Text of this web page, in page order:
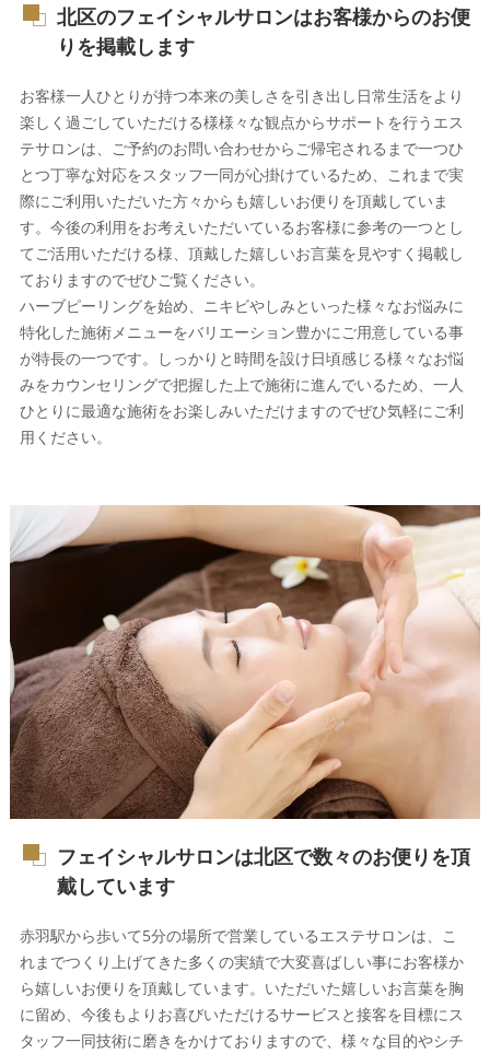
北区のフェイシャルサロンはお客様からのお便
りを掲載します
お客様一人ひとりが持つ本来の美しさを引き出し日常生活をより
楽しく過ごしていただける様様々な観点からサポートを行うエス
テサロンは、ご予約のお問い合わせからご帰宅されるまで一つひ
とつ丁寧な対応をスタッフ一同が心掛けているため、これまで実
際にご利用いただいた方々からも嬉しいお便りを頂戴していま
す。今後の利用をお考えいただいているお客様に参考の一つとし
てご活用いただける様、頂戴した嬉しいお言葉を見やすく掲載し
ておりますのでぜひご覧ください。
ハーブピーリングを始め、ニキビやしみといった様々なお悩みに
特化した施術メニューをバリエーション豊かにご用意している事
が特長の一つです。しっかりと時間を設け日頃感じる様々なお悩
みをカウンセリングで把握した上で施術に進んでいるため、一人
ひとりに最適な施術をお楽しみいただけますのでぜひ気軽にご利
用ください。
フェイシャルサロンは北区で数々のお便りを頂
戴しています
赤羽駅から歩いて5分の場所で営業しているエステサロンは、こ
れまでつくり上げてきた多くの実績で大変喜ばしい事にお客様か
ら嬉しいお便りを頂戴しています。いただいた嬉しいお言葉を胸
に留め、今後もよりお喜びいただけるサービスと接客を目標にス
タッフ一同技術に磨きをかけておりますので、様々な目的やシチ